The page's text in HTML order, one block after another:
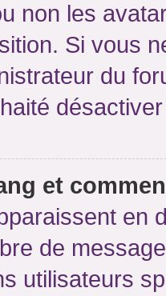
non les
Si vous
du
et
en
de
utilisateurs